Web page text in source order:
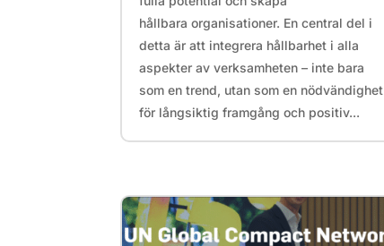
hållbara organisationer. En central del i
detta är att integrera hållbarhet i alla
aspekter av verksamheten – inte bara
som en trend, utan som en nödvändighet
för långsiktig framgång och positiv...